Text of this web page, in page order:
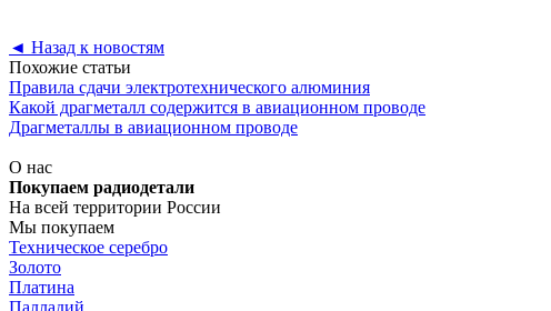
◄ Назад к новостям
Похожие статьи
Правила сдачи электротехнического алюминия
Какой драгметалл содержится в авиационном проводе
Драгметаллы в авиационном проводе
О нас
Покупаем радиодетали
На всей территории России
Мы покупаем
Техническое серебро
Золото
Платина
Палладий